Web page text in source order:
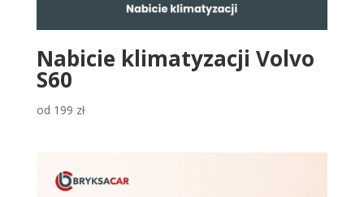
Nabicie klimatyzacji Volvo
S60
od 199 zł